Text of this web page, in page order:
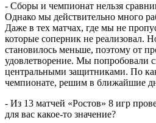
- Сборы и чемпионат нельзя
Однако мы действительно много
Даже в тех матчах, где мы не
которые соперник не реализовал.
становилось меньше, поэтому от
удовлетворение. Мы попробовали
центральными защитниками. По
чемпионате, решим в ближайшие
- Из 13 матчей «Ростов» 8 игр
для вас какое-то значение?